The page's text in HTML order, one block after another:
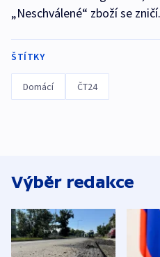
„Neschválené“ zboží se zničí.
ŠTÍTKY
Domácí ČT24
Výběr redakce